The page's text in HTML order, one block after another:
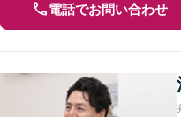
電話でお問い合わせ